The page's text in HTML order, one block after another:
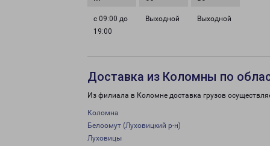
с 09:00 до
19:00
Выходной Выходной
Доставка из Коломны по
Из филиала в Коломне доставка грузов
Коломна
Белоомут (Луховицкий р-н)
Луховицы